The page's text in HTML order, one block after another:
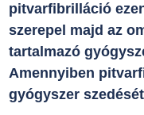
pitvarfibrilláció
szerepel majd az
tartalmazó
Amennyiben
gyógyszer